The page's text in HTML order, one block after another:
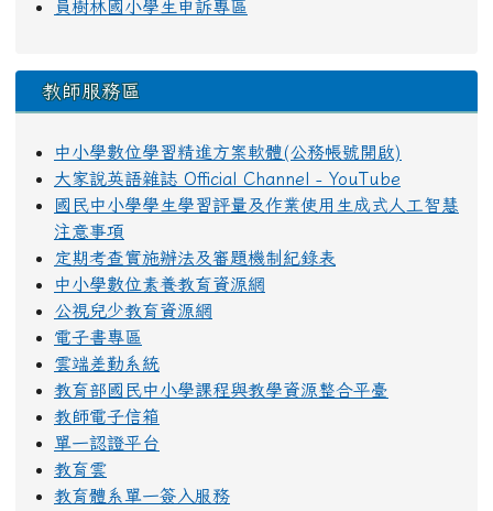
員樹林國小學生申訴專區
教師服務區
中小學數位學習精進方案軟體(公務帳號開啟)
大家說英語雜誌 Official Channel - YouTube
國民中小學學生學習評量及作業使用生成式人工智慧
注意事項
定期考查實施辦法及審題機制紀錄表
中小學數位素養教育資源網
公視兒少教育資源網
電子書專區
雲端差勤系統
教育部國民中小學課程與教學資源整合平臺
教師電子信箱
單一認證平台
教育雲
教育體系單一簽入服務